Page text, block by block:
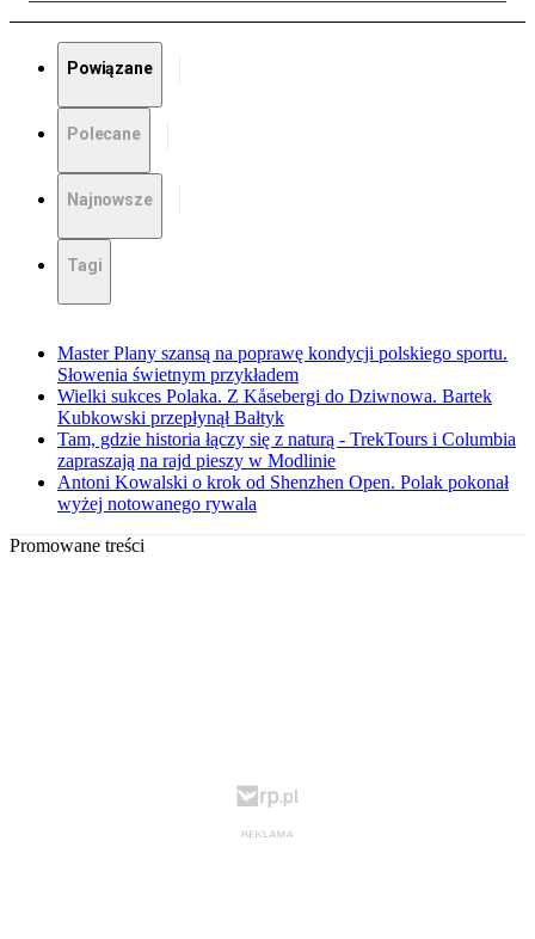
Powiązane
Polecane
Najnowsze
Tagi
Master Plany szansą na poprawę kondycji polskiego sportu.
Słowenia świetnym przykładem
Wielki sukces Polaka. Z Kåsebergi do Dziwnowa. Bartek
Kubkowski przepłynął Bałtyk
Tam, gdzie historia łączy się z naturą - TrekTours i Columbia
zapraszają na rajd pieszy w Modlinie
Antoni Kowalski o krok od Shenzhen Open. Polak pokonał
wyżej notowanego rywala
Promowane treści